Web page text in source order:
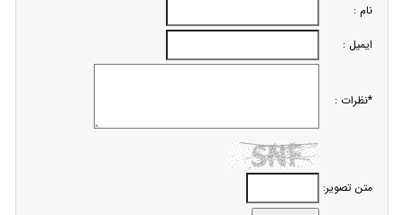
نام :
ایمیل :
*نظرات :
متن تصویر: